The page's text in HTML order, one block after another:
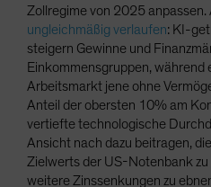
Zollregime von 2025 anpassen.
ungleichmäßig verlaufen: KI-
steigern Gewinne und
Einkommensgruppen, während
Arbeitsmarkt jene ohne
Anteil der obersten 10% am
vertiefte technologische
Ansicht nach dazu beitragen,
Zielwerts der US-Notenbank
weitere Zinssenkungen zu